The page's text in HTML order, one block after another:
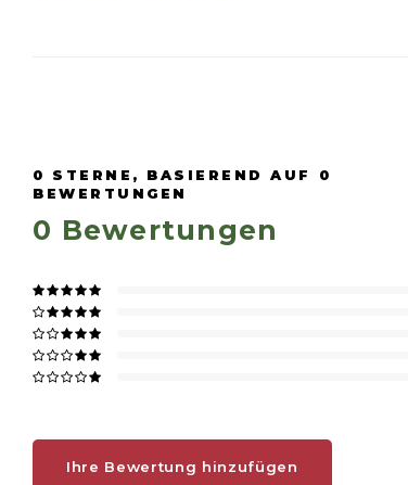
0 STERNE, BASIEREND AUF 0
BEWERTUNGEN
0 Bewertungen
Ihre Bewertung hinzufügen